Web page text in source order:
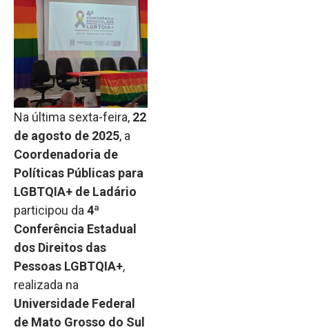
Na última sexta-feira, 22
de agosto de 2025, a
Coordenadoria de
Políticas Públicas para
LGBTQIA+ de Ladário
participou da 4ª
Conferência Estadual
dos Direitos das
Pessoas LGBTQIA+,
realizada na
Universidade Federal
de Mato Grosso do Sul